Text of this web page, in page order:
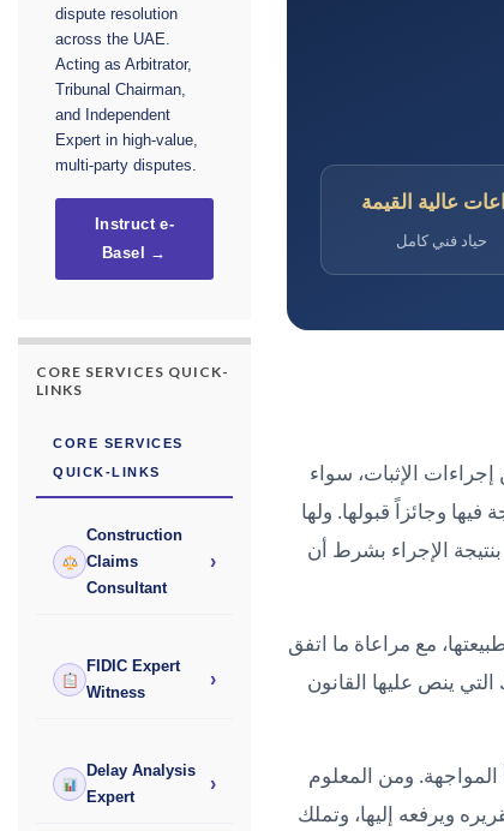
عالية القيمة
حياد فني كامل
إجراءات الإثبات، سواء
وجائزاً قبولها. ولها
الإجراء بشرط أن
مع مراعاة ما اتفق
ينص عليها القانون
المواجهة. ومن المعلوم
ويرفعه إليها، وتملك
dispute resolution
across the UAE.
Acting as Arbitrator,
Tribunal Chairman,
and Independent
Expert in high-value,
multi-party disputes.
Instruct e-
Basel →
CORE SERVICES QUICK-
LINKS
CORE SERVICES
QUICK-LINKS
Construction
Claims
Consultant
›
FIDIC Expert
Witness
›
Delay Analysis
Expert
›